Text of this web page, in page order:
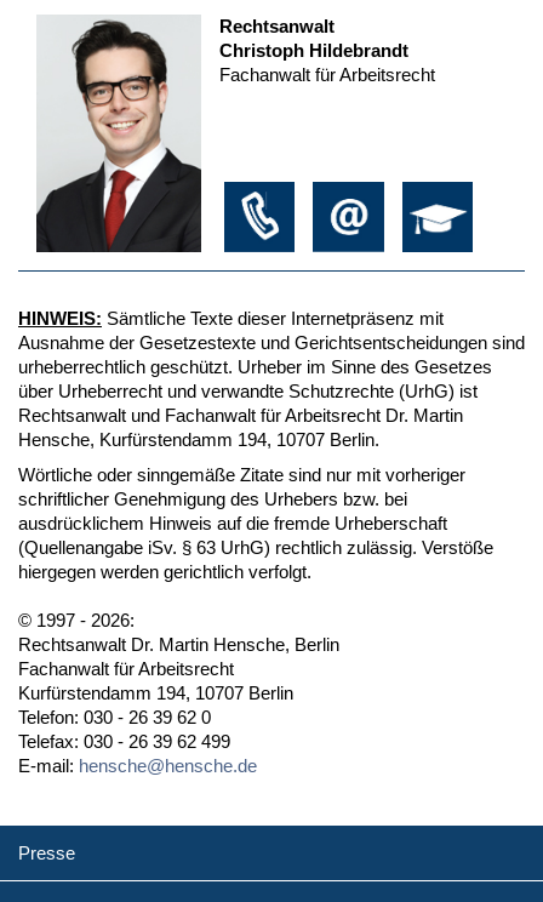
Rechtsanwalt
Christoph Hildebrandt
Fachanwalt für Arbeitsrecht
HINWEIS: Sämtliche Texte dieser Internetpräsenz mit
Ausnahme der Gesetzestexte und Gerichtsentscheidungen sind
urheberrechtlich geschützt. Urheber im Sinne des Gesetzes
über Urheberrecht und verwandte Schutzrechte (UrhG) ist
Rechtsanwalt und Fachanwalt für Arbeitsrecht Dr. Martin
Hensche, Kurfürstendamm 194, 10707 Berlin.
Wörtliche oder sinngemäße Zitate sind nur mit vorheriger
schriftlicher Genehmigung des Urhebers bzw. bei
ausdrücklichem Hinweis auf die fremde Urheberschaft
(Quellenangabe iSv. § 63 UrhG) rechtlich zulässig. Verstöße
hiergegen werden gerichtlich verfolgt.
© 1997 - 2026:
Rechtsanwalt Dr. Martin Hensche, Berlin
Fachanwalt für Arbeitsrecht
Kurfürstendamm 194, 10707 Berlin
Telefon: 030 - 26 39 62 0
Telefax: 030 - 26 39 62 499
E-mail: hensche@hensche.de
Presse